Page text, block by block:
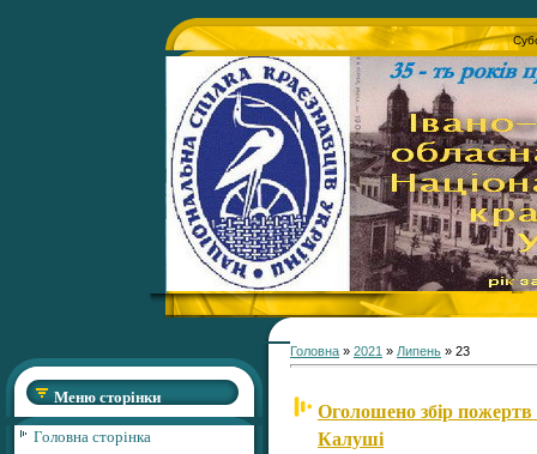
Меню сторінки
Головна сторінка
Головна » 2021 » Липень » 23
Оголошено збір
Калуші